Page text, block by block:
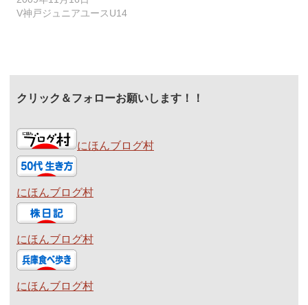
V神戸ジュニアユースU14
クリック＆フォローお願いします！！
にほんブログ村
にほんブログ村
にほんブログ村
にほんブログ村